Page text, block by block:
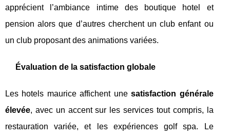
apprécient l’ambiance intime des boutique hotel et
pension alors que d’autres cherchent un club enfant ou
un club proposant des animations variées.
Évaluation de la satisfaction globale
Les hotels maurice affichent unesatisfaction générale
élevée, avec un accent sur les services tout compris, la
restauration variée, et les expériences golf spa. Le